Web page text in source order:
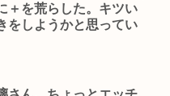
＋を荒らした。キツい
をしようかと思ってい